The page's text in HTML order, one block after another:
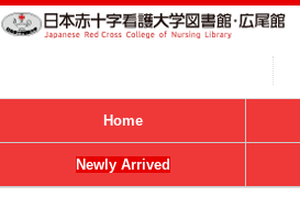
Home
Newly Arrived